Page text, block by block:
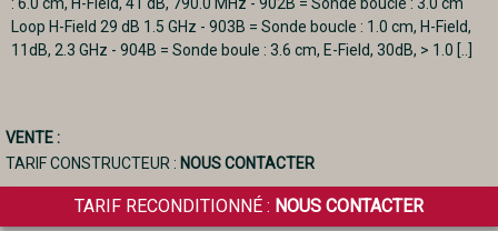
: 6.0 cm, H-Field, 41 dB, 790.0 MHz - 902B = Sonde boucle : 3.0 cm
Loop H-Field 29 dB 1.5 GHz - 903B = Sonde boucle : 1.0 cm, H-Field,
11dB, 2.3 GHz - 904B = Sonde boule : 3.6 cm, E-Field, 30dB, > 1.0 [..]
VENTE :
TARIF CONSTRUCTEUR : NOUS CONTACTER
TARIF RECONDITIONNÉ : NOUS CONTACTER